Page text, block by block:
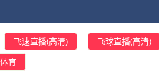
飞速直播(高清)
飞球直播(高清)
育